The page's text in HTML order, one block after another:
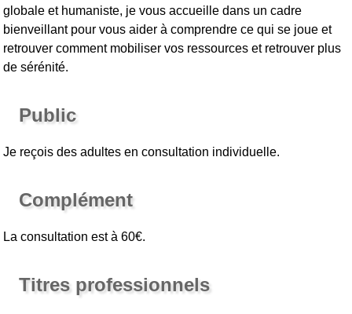
globale et humaniste, je vous accueille dans un cadre
bienveillant pour vous aider à comprendre ce qui se joue et
retrouver comment mobiliser vos ressources et retrouver plus
de sérénité.
Public
Je reçois des adultes en consultation individuelle.
Complément
La consultation est à 60€.
Titres professionnels